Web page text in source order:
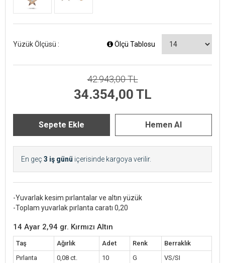
Yüzük Ölçüsü : Ölçü Tablosu
42.943,00 TL
34.354,00 TL
En geç 3 iş günü içerisinde kargoya verilir.
-Yuvarlak kesim pırlantalar ve altın yüzük
-Toplam yuvarlak pırlanta caratı 0,20
14 Ayar 2,94 gr. Kırmızı Altın
Taş Ağırlık Adet Renk
Berraklık
Pırlanta
0,08 ct. 10 G
VS/SI